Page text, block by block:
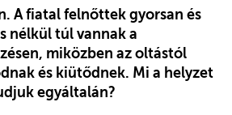
A fiatal felnőttek gyorsan és
nélkül túl vannak a
miközben az oltástól
és kiütődnek. Mi a helyzet
egyáltalán?